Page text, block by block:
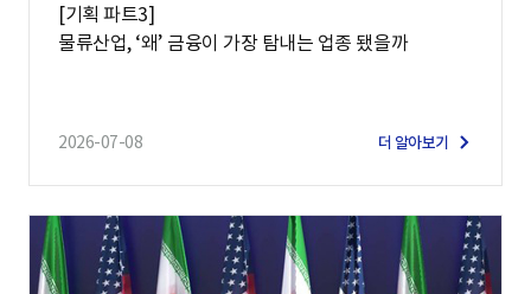
[기획 파트3]
물류산업, ‘왜’ 금융이 가장 탐내는 업종 됐을까
2026-07-08 더 알아보기